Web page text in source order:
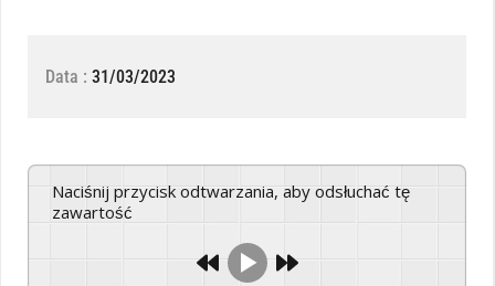
Data : 31/03/2023
Naciśnij przycisk odtwarzania, aby odsłuchać tę
zawartość